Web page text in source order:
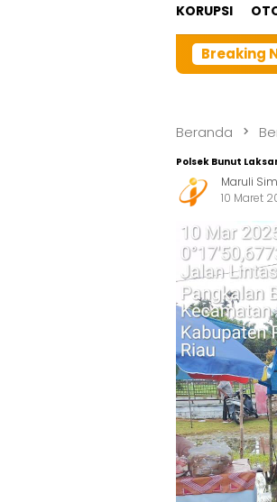
KORUPSI
Breaking
Besar BRI cabangTarutung
Beranda
Polsek Bunut
Maruli
10 Maret